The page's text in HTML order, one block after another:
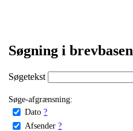
Søgning i brevbasen
Søgetekst
Søge-afgrænsning:
Dato ?
Afsender ?